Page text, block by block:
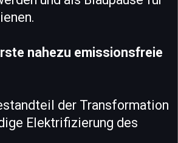
nahezu emissionsfreie
der Transformation
Elektrifizierung des